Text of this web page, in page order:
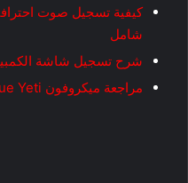
كيفية تسجيل صوت
شامل
شرح تسجيل شاشة
مراجعة ميكروفون Blue Yeti افضل مايك لليوتيوب